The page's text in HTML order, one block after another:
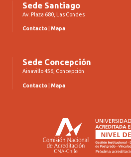
Sede Santiago
Av. Plaza 680, Las Condes
Contacto Mapa
Sede Concepción
Ainavillo 456, Concepción
Contacto Mapa